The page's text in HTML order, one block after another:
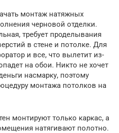
монтаж натяжных
черновой отделки.
требует проделывания
в стене и потолке. Для
и все, что вылетит из-
на обои. Никто не хочет
насмарку, поэтому
монтажа потолков на
монтируют только каркас, а
натягивают полотно.